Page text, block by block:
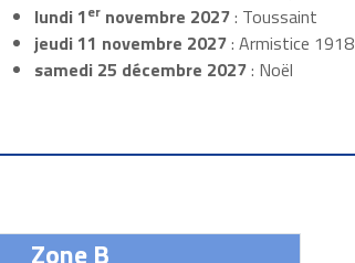
lundi 1ernovembre 2027: Toussaint
jeudi 11 novembre 2027: Armistice 1918
samedi 25 décembre 2027: Noël
Zone B